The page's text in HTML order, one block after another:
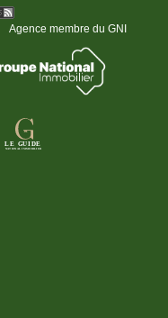
Agence membre du GNI